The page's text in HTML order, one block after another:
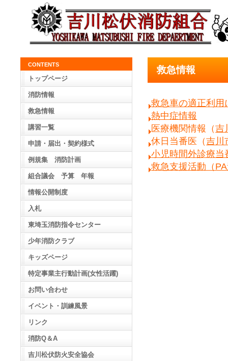
救急情報
救急車の適正利用
熱中症情報
医療機関情報（吉
休日当番医（吉川
小児時間外診療当
救急支援活動（
CONTENTS
トップページ
消防情報
救急情報
講習一覧
申請・届出・契約様式
例規集 消防計画
組合議会 予算 年報
情報公開制度
入札
東埼玉消防指令センター
少年消防クラブ
キッズページ
特定事業主行動計画(女性活躍)
お問い合わせ
イベント・訓練風景
リンク
消防Q＆A
吉川松伏防火安全協会